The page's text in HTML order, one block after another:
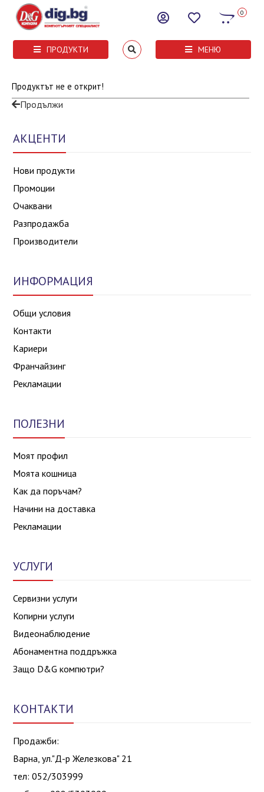
0
ПРОДУКТИ МЕНЮ
Продуктът не е открит!
Продължи
АКЦЕНТИ
Нови продукти
Промоции
Очаквани
Разпродажба
Производители
ИНФОРМАЦИЯ
Общи условия
Контакти
Кариери
Франчайзинг
Рекламации
ПОЛЕЗНИ
Моят профил
Моята кошница
Как да поръчам?
Начини на доставка
Рекламации
УСЛУГИ
Сервизни услуги
Копирни услуги
Видеонаблюдение
Абонаментна поддръжка
Защо D&G компютри?
КОНТАКТИ
Продажби:
Варна, ул."Д-р Железкова" 21
тел: 052/303999